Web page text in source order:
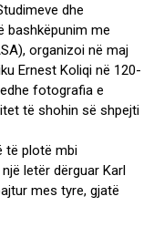
dhe
bashkëpunim me
organizoi në maj
Ernest Koliqi në 120-
fotografia e
të shohin së shpejti
të plotë mbi
letër dërguar Karl
mes tyre, gjatë